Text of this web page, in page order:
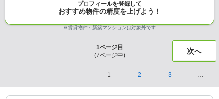
プロフィールを登録して
おすすめ物件の精度を上げよう！
※賃貸物件・新築マンションは対象外です
1ページ目
(7ページ中) 次へ
1 2 3 …